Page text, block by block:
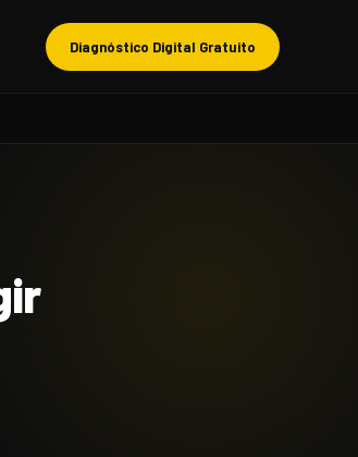
Diagnóstico Digital Gratuito